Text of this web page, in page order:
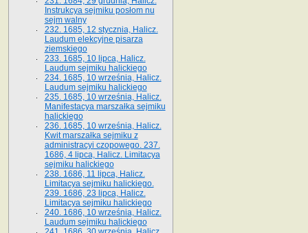
Instrukcya sejmiku posłom nu
sejm walny
232. 1685, 12 stycznia, Halicz.
Laudum elekcyjne pisarza
ziemskiego
233. 1685, 10 lipca, Halicz.
Laudum sejmiku halickiego
234. 1685, 10 września, Halicz.
Laudum sejmiku halickiego
235. 1685, 10 września, Halicz.
Manifestacya marszałka sejmiku
halickiego
236. 1685, 10 września, Halicz.
Kwit marszałka sejmiku z
administracyi czopowego. 237.
1686, 4 lipca, Halicz. Limitacya
sejmiku halickiego
238. 1686, 11 lipca, Halicz.
Limitacya sejmiku halickiego.
239. 1686, 23 lipca, Halicz.
Limitacya sejmiku halickiego
240. 1686, 10 września, Halicz.
Laudum sejmiku halickiego